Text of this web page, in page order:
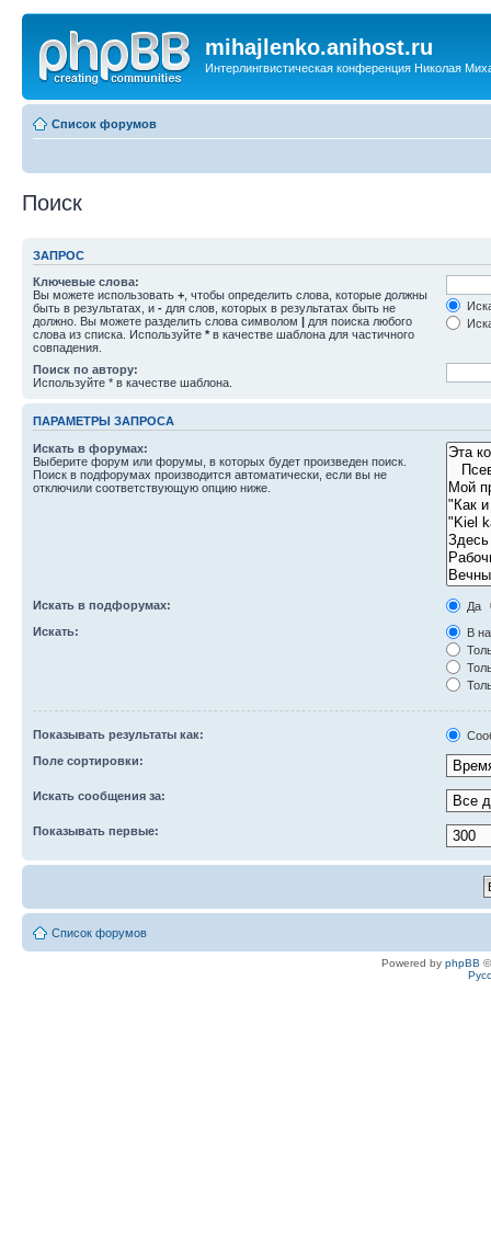
mihajlenko.anihost.ru
Интерлингвистическая конференция Николая
Список форумов
Поиск
ЗАПРОС
Ключевые слова:
Вы можете использовать + , чтобы определить слова, которые должны
быть в результатах, и - для слов, которых в результатах быть не
должно. Вы можете разделить слова символом | для поиска любого
слова из списка. Используйте * в качестве шаблона для частичного
совпадения.
Поиск по автору:
Используйте * в качестве шаблона.
ПАРАМЕТРЫ ЗАПРОСА
Искать в форумах:
Выберите форум или форумы, в которых будет произведен поиск.
Поиск в подфорумах производится автоматически, если вы не
отключили соответствующую опцию ниже.
Искать в подфорумах:
Да
Искать:
В
Показывать результаты как:
Поле сортировки:
Искать сообщения за:
Показывать первые:
Список форумов
Powered by phpBB